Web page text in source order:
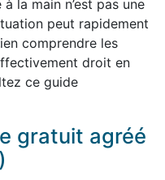
la main n’est pas une
peut rapidement
comprendre les
droit en
ce guide
gratuit agréé